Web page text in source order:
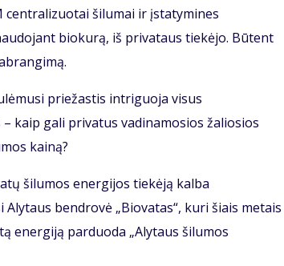
centralizuotai šilumai ir įstatymines
biokurą, iš privataus tiekėjo. Būtent
priežastis intriguoja visus
kaip gali privatus vadinamosios žaliosios
kainą?
šilumos energijos tiekėją kalba
bendrovė „Biovatas“, kuri šiais metais
energiją parduoda „Alytaus šilumos